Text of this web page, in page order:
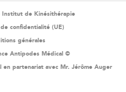
Institut de Kinésithérapie
confidentialité (UE)
générales
Antipodes Médical ©
en partenariat avec Mr. Jérôme Auger